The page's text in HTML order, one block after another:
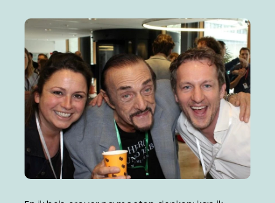
Direct naar
Werken bij
Vacature senior adviseur
gedragsverandering
hein-generator